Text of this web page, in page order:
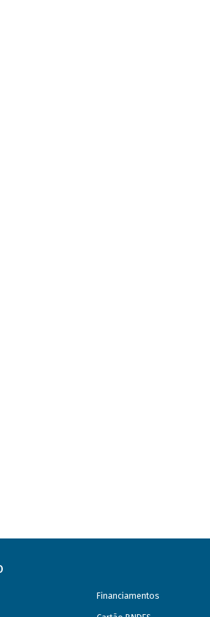
Financiamentos